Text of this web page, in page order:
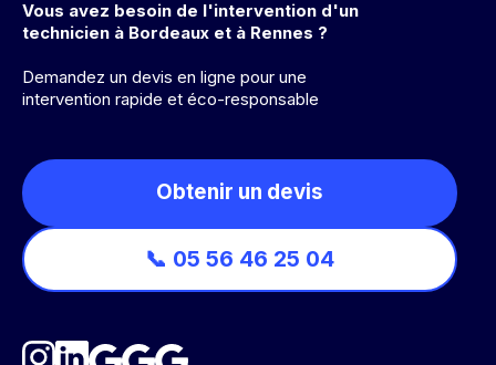
Vous avez besoin de l'intervention d'un
technicien à Bordeaux et à Rennes ?
Demandez un devis en ligne pour une
intervention rapide et éco-responsable
Obtenir un devis
📞 05 56 46 25 04